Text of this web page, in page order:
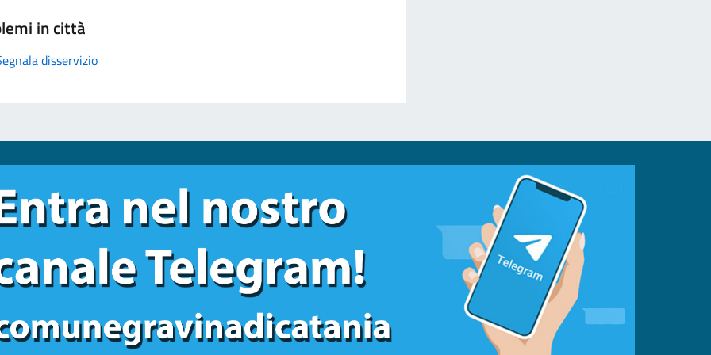
in città
disservizio